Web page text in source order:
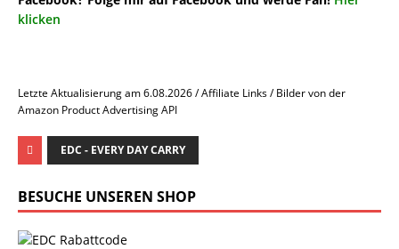
klicken
Letzte Aktualisierung am 6.08.2026 / Affiliate Links / Bilder von der
Amazon Product Advertising API
EDC - EVERY DAY CARRY
BESUCHE UNSEREN SHOP